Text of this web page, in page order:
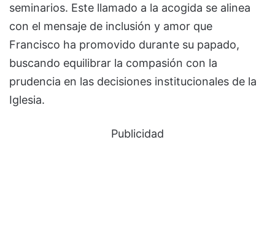
seminarios. Este llamado a la acogida se alinea
con el mensaje de inclusión y amor que
Francisco ha promovido durante su papado,
buscando equilibrar la compasión con la
prudencia en las decisiones institucionales de la
Iglesia.
Publicidad